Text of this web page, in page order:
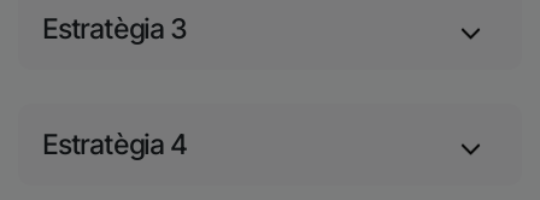
Estratègia 3
Estratègia 4